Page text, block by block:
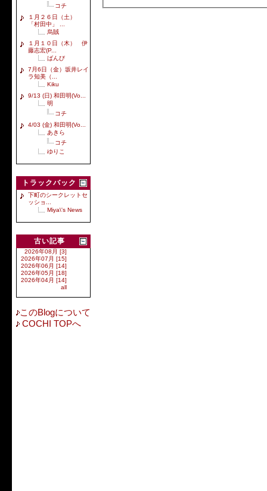
コチ
１月２６日（土）
「村田中」 ...
烏賊
１月１０日（木） 伊
藤志宏(P...
ばんび
7月6日（金）坂井レイ
ラ知美（...
Kiku
9/13 (日) 和田明(Vo...
明
コチ
4/03 (金) 和田明(Vo...
あきら
コチ
ゆりこ
トラックバック
下町のシークレットセ
ッショ...
Miya\'s News
古い記事
2026年08月 [3]
2026年07月 [15]
2026年06月 [14]
2026年05月 [18]
2026年04月 [14]
all
このBlogについて
COCHI TOPへ